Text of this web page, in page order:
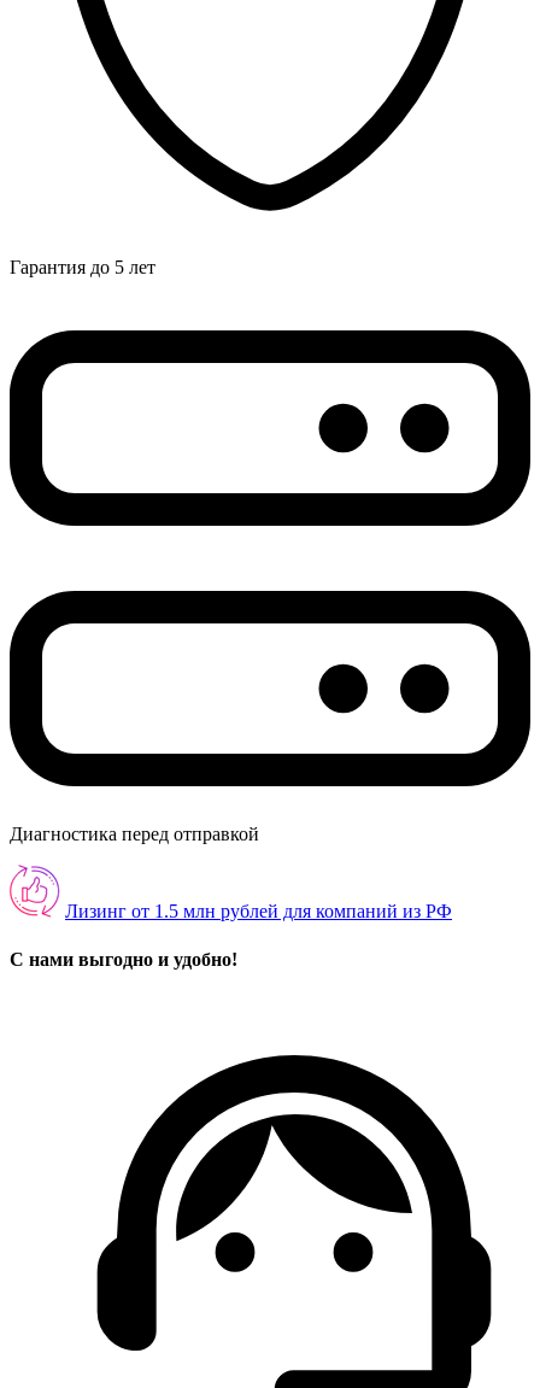
Гарантия до 5 лет
Диагностика перед отправкой
Лизинг от 1.5 млн рублей для компаний из РФ
С нами выгодно и удобно!